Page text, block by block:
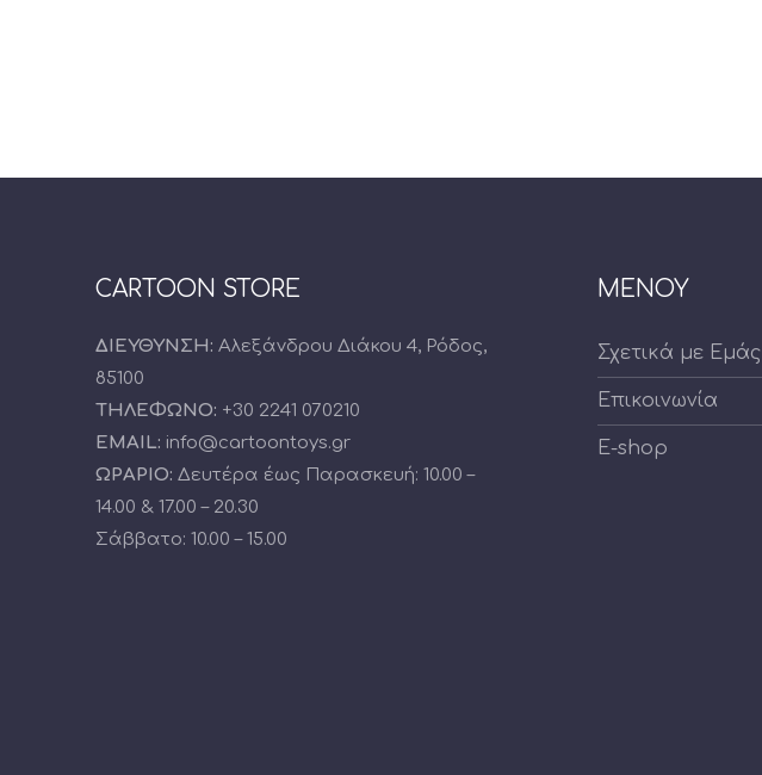
CARTOON STORE
ΔΙΕΥΘΥΝΣΗ: Αλεξάνδρου Διάκου 4, Ρόδος,
85100
ΤΗΛΕΦΩΝΟ: +30 2241 070210
EMAIL: info@cartoontoys.gr
ΩΡΑΡΙΟ: Δευτέρα έως Παρασκευή: 10.00 –
14.00 & 17.00 – 20.30
Σάββατο: 10.00 – 15.00
ΜΕΝΟΥ
Σχετικά με Εμάς
Επικοινωνία
E-shop